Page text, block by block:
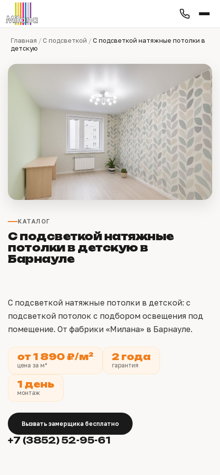
Главная /С подсветкой /С подсветкой натяжные потолки в
детскую
КАТАЛОГ
С подсветкой натяжные
потолки в детскую в
Барнауле
С подсветкой натяжные потолки в детской: с
подсветкой потолок с подбором освещения под
помещение. От фабрики «Милана» в Барнауле.
от 1 890 ₽/м²
цена за м²
2 года
гарантия
1 день
монтаж
Вызвать замерщика бесплатно
+7 (3852) 52-95-61